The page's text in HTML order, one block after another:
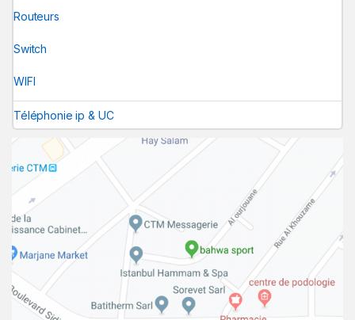
Routeurs
Switch
WIFI
Téléphonie ip & UC